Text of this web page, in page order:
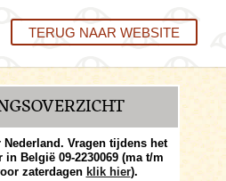
TERUG NAAR WEBSITE
Vragen tijdens het
België 09-2230069 (ma t/m
zaterdagen klik hier).